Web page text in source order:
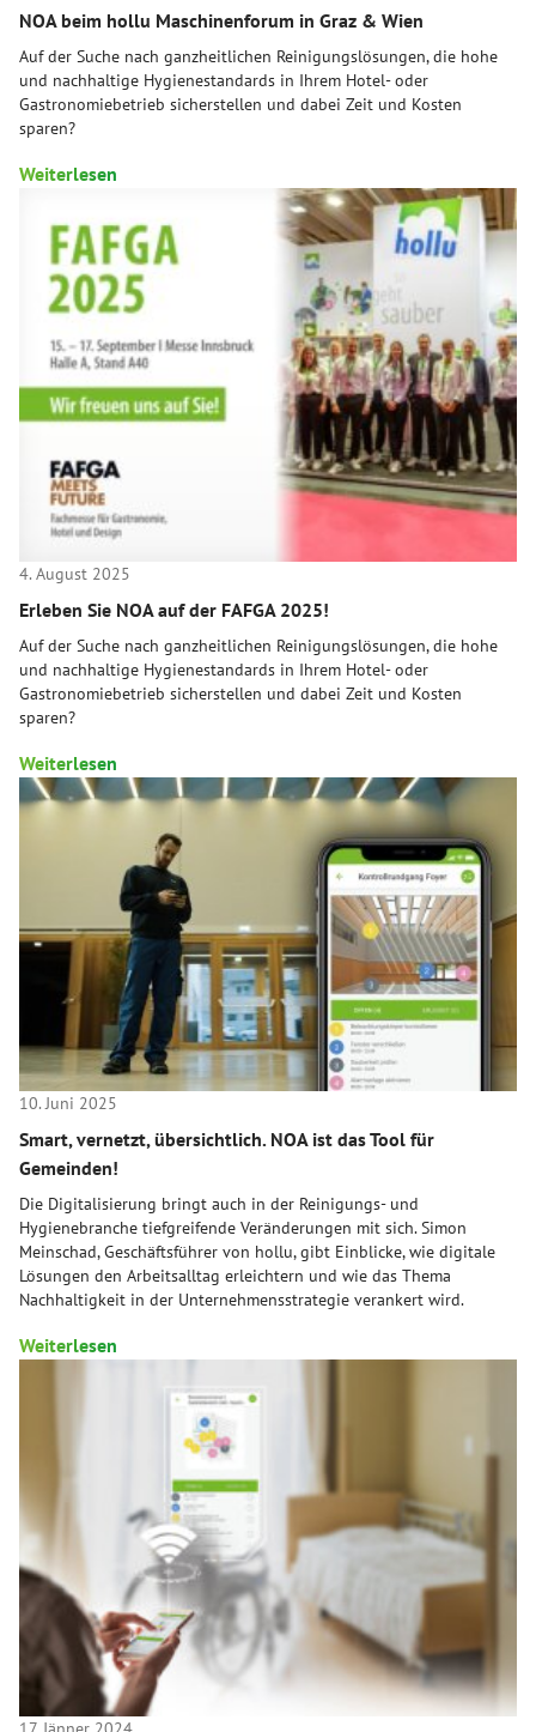
NOA beim hollu Maschinenforum in Graz & Wien
Auf der Suche nach ganzheitlichen Reinigungslösungen, die hohe
und nachhaltige Hygienestandards in Ihrem Hotel- oder
Gastronomiebetrieb sicherstellen und dabei Zeit und Kosten
sparen?
Weiterlesen
4. August 2025
Erleben Sie NOA auf der FAFGA 2025!
Auf der Suche nach ganzheitlichen Reinigungslösungen, die hohe
und nachhaltige Hygienestandards in Ihrem Hotel- oder
Gastronomiebetrieb sicherstellen und dabei Zeit und Kosten
sparen?
Weiterlesen
10. Juni 2025
Smart, vernetzt, übersichtlich. NOA ist das Tool für
Gemeinden!
Die Digitalisierung bringt auch in der Reinigungs- und
Hygienebranche tiefgreifende Veränderungen mit sich. Simon
Meinschad, Geschäftsführer von hollu, gibt Einblicke, wie digitale
Lösungen den Arbeitsalltag erleichtern und wie das Thema
Nachhaltigkeit in der Unternehmensstrategie verankert wird.
Weiterlesen